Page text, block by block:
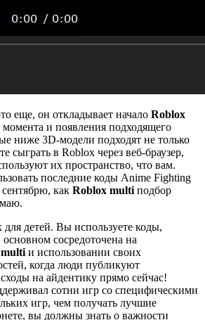
еще, он откладывает начало Roblox
момента и появления подходящего
ниже 3D-модели подходят не только
сыграть в Roblox через веб-браузер,
их пространство, что вам.
последние коды Anime Fighting
сентябрю, как Roblox multi подбор
детей. Вы используете коды,
сосредоточена на
и использовании своих
когда люди публикуют
на айдентику прямо сейчас!
сотни игр со специфическими
игр, чем получать лучшие
вы должны знать о важности